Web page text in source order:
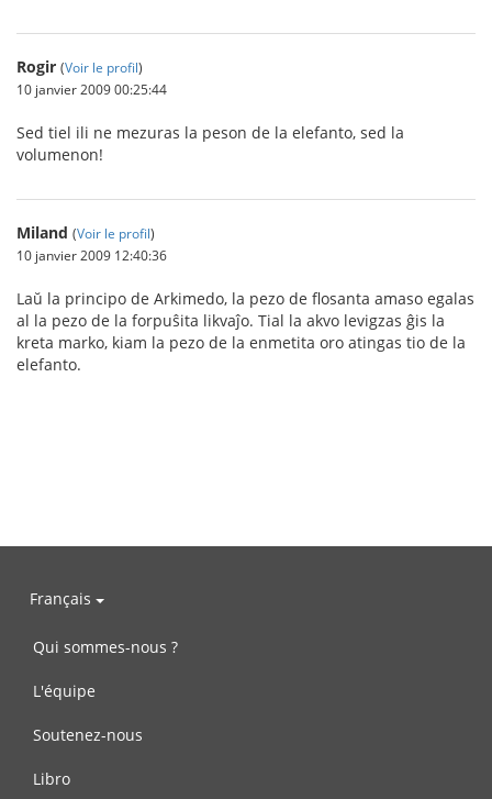
Rogir (Voir le profil)
10 janvier 2009 00:25:44
Sed tiel ili ne mezuras la peson de la elefanto, sed la
volumenon!
Miland (Voir le profil)
10 janvier 2009 12:40:36
Laŭ la principo de Arkimedo, la pezo de flosanta amaso egalas
al la pezo de la forpuŝita likvaĵo. Tial la akvo levigzas ĝis la
kreta marko, kiam la pezo de la enmetita oro atingas tio de la
elefanto.
Français
Qui sommes-nous ?
L'équipe
Soutenez-nous
Libro